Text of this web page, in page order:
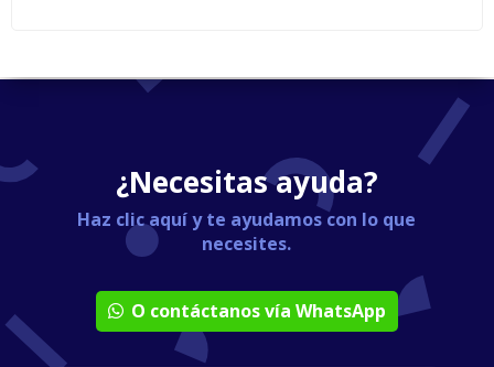
¿Necesitas ayuda?
Haz clic aquí y te ayudamos con lo que
necesites.
O contáctanos vía WhatsApp